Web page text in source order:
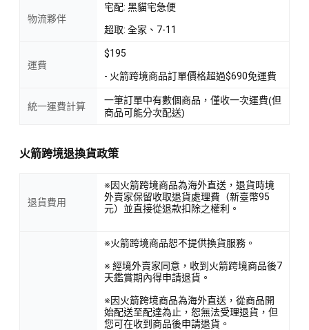
物流夥伴
宅配: 黑貓宅急便
超取: 全家、7-11
運費
$195
- 火箭跨境商品訂單價格超過$690免運費
統一運費計算
一筆訂單中有數個商品，僅收一次運費(但
商品可能分次配送)
火箭跨境退換貨政策
退貨費用
※因火箭跨境商品為海外直送，退貨時境
外賣家保留收取退貨處理費（新臺幣95
元）並直接從退款扣除之權利。
※火箭跨境商品恕不提供換貨服務。
※ 經境外賣家同意，收到火箭跨境商品後7
天鑑賞期內得申請退貨。
※因火箭跨境商品為海外直送，從商品開
始配送至配達為止，恕無法受理退貨，但
您可在收到商品後申請退貨。